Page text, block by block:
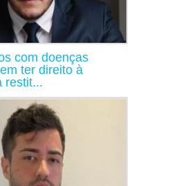
com doenças
ter direito à
restit...